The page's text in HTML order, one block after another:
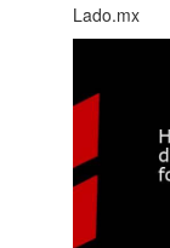
Lado.mx